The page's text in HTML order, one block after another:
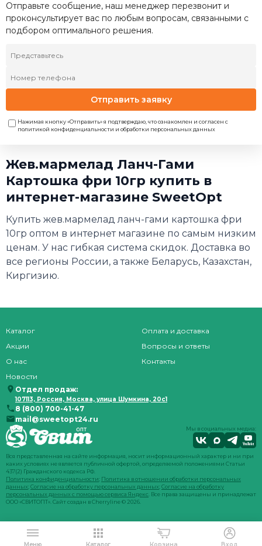
Отправьте сообщение, наш менеджер перезвонит и
проконсультирует вас по любым вопросам, связанными с
подбором оптимального решения.
Отправить заявку
Нажимая кнопку «Отправить» я подтверждаю, что ознакомлен и согласен с
политикой конфиденциальности и обработки персональных данных
Жев.мармелад Ланч-Гами
Картошка фри 10гр купить в
интернет-магазине SweetOpt
Купить жев.мармелад ланч-гами картошка фри
10гр оптом в интернет магазине по самым низким
ценам. У нас гибкая система скидок. Доставка во
все регионы России, а также Беларусь, Казахстан,
Киргизию.
Каталог
Акции
О нас
Новости
Оплата и доставка
Вопросы и ответы
Контакты
Отдел продаж:
107113, Россия, Москва, улица Шумкина, 20с1
8 (800) 700-41-47
mail@sweetopt24.ru
Мы в социальных медиа:
Вся представленная на сайте информация, носит информационный характер и ни при
каких условиях не является публичной офертой, определяемой положениями Статьи
437(2) Гражданского кодекса РФ.
Политика конфиденциальности; Политика в отношении обработки персональных
данных;Согласие на обработку персональных данных;Согласие на обработку
персональных данных с помощью сервиса Яндекс. Все права защищены и принадлежат
ООО «СВИТОПТ». Сайт создан вCherryline© 2026.